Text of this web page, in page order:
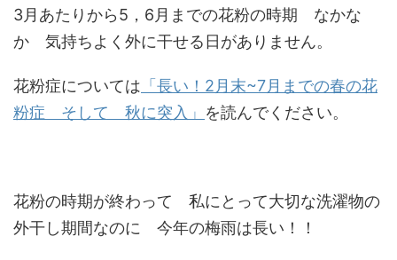
3月あたりから5，6月までの花粉の時期 なかな
か 気持ちよく外に干せる日がありません。
花粉症については 「長い！2月末~7月までの春の花
粉症 そして 秋に突入」 を読んでください。
花粉の時期が終わって 私にとって大切な洗濯物の
外干し期間なのに 今年の梅雨は長い！！